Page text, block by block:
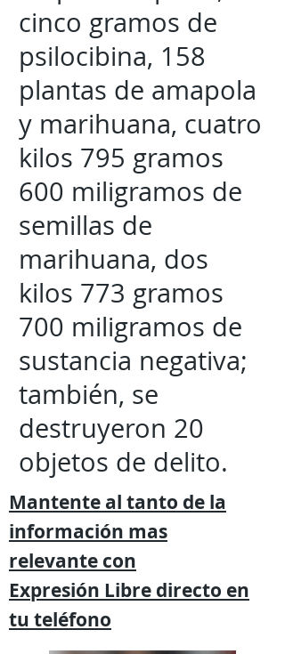
cinco gramos de
psilocibina, 158
plantas de amapola
y marihuana, cuatro
kilos 795 gramos
600 miligramos de
semillas de
marihuana, dos
kilos 773 gramos
700 miligramos de
sustancia negativa;
también, se
destruyeron 20
objetos de delito.
Mantente al tanto de la
información mas
relevante con
Expresión Libre directo en
tu teléfono